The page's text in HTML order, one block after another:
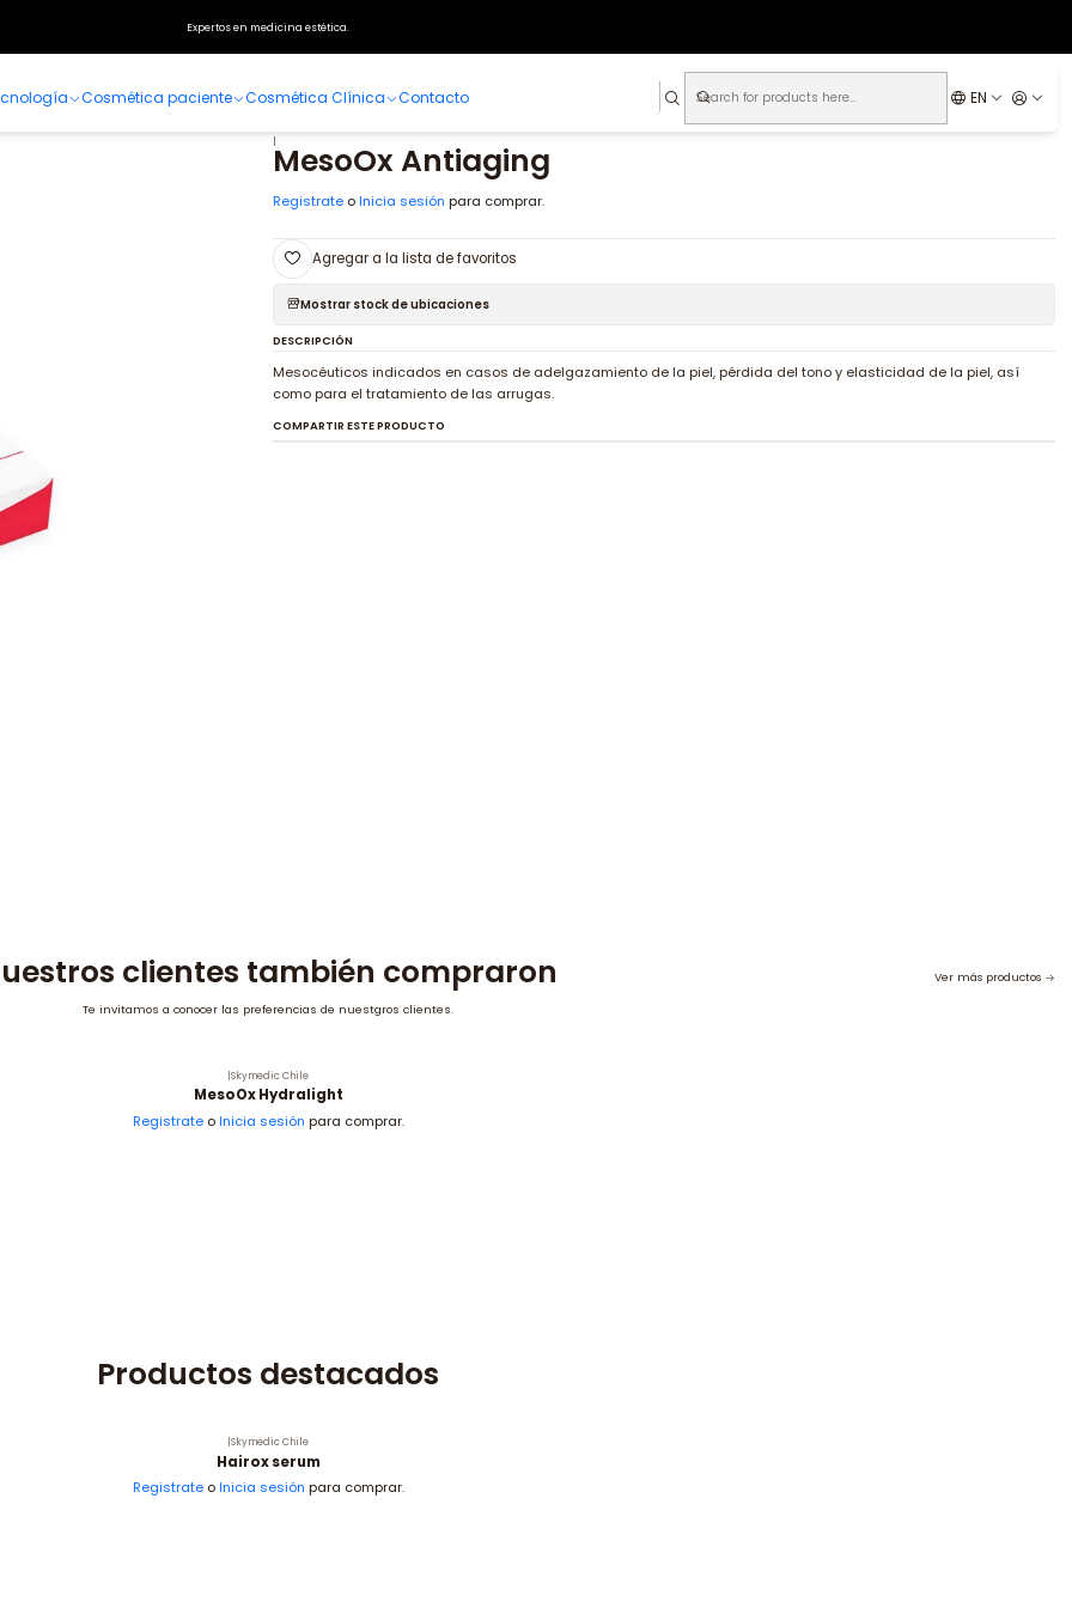
Cosmética paciente Cosmética Clínica Contacto EN
Expertos en medicina estética.
Medicina Estética Mesocéuticos
|MesoOx Antiaging
Registrate o Inicia sesión para comprar.
Agregar a la lista de favoritos
Mostrar stock de ubicaciones
DESCRIPCIÓN
Mesocéuticos indicados en casos de adelgazamiento de la piel, pérdida del tono y elasticidad de la piel, así
como para el tratamiento de las arrugas.
COMPARTIR ESTE PRODUCTO
clientes también compraron
Te invitamos a conocer las preferencias de nuestgros clientes.
Ver más productos
|Skymedic Chile
MesoOx Hydralight
Registrateo Inicia sesión para comprar.
Productos destacados
|Skymedic Chile
Hairox serum
Registrateo Inicia sesión para comprar.